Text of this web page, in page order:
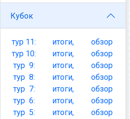
Кубок
тур 11: итоги,
обзор
тур 10: итоги,
обзор
тур9: итоги,
обзор
тур8: итоги,
обзор
тур7: итоги,
обзор
тур6: итоги,
обзор
тур5: итоги,
обзор